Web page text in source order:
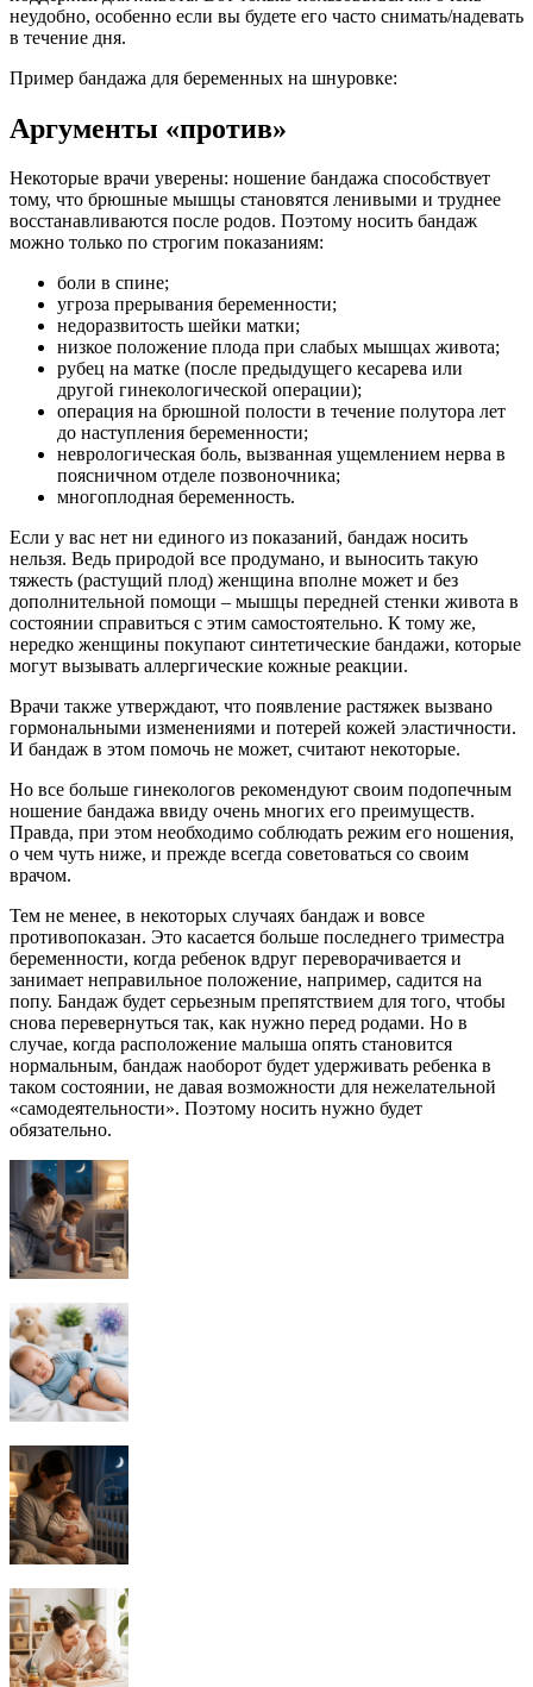
неудобно, особенно если вы будете его часто снимать/надевать
в течение дня.
Пример бандажа для беременных на шнуровке:
Аргументы «против»
Некоторые врачи уверены: ношение бандажа способствует
тому, что брюшные мышцы становятся ленивыми и труднее
восстанавливаются после родов. Поэтому носить бандаж
можно только по строгим показаниям:
боли в спине;
угроза прерывания беременности;
недоразвитость шейки матки;
низкое положение плода при слабых мышцах живота;
рубец на матке (после предыдущего кесарева или
другой гинекологической операции);
операция на брюшной полости в течение полутора лет
до наступления беременности;
неврологическая боль, вызванная ущемлением нерва в
поясничном отделе позвоночника;
многоплодная беременность.
Если у вас нет ни единого из показаний, бандаж носить
нельзя. Ведь природой все продумано, и выносить такую
тяжесть (растущий плод) женщина вполне может и без
дополнительной помощи – мышцы передней стенки живота в
состоянии справиться с этим самостоятельно. К тому же,
нередко женщины покупают синтетические бандажи, которые
могут вызывать аллергические кожные реакции.
Врачи также утверждают, что появление растяжек вызвано
гормональными изменениями и потерей кожей эластичности.
И бандаж в этом помочь не может, считают некоторые.
Но все больше гинекологов рекомендуют своим подопечным
ношение бандажа ввиду очень многих его преимуществ.
Правда, при этом необходимо соблюдать режим его ношения,
о чем чуть ниже, и прежде всегда советоваться со своим
врачом.
Тем не менее, в некоторых случаях бандаж и вовсе
противопоказан. Это касается больше последнего триместра
беременности, когда ребенок вдруг переворачивается и
занимает неправильное положение, например, садится на
попу. Бандаж будет серьезным препятствием для того, чтобы
снова перевернуться так, как нужно перед родами. Но в
случае, когда расположение малыша опять становится
нормальным, бандаж наоборот будет удерживать ребенка в
таком состоянии, не давая возможности для нежелательной
«самодеятельности». Поэтому носить нужно будет
обязательно.